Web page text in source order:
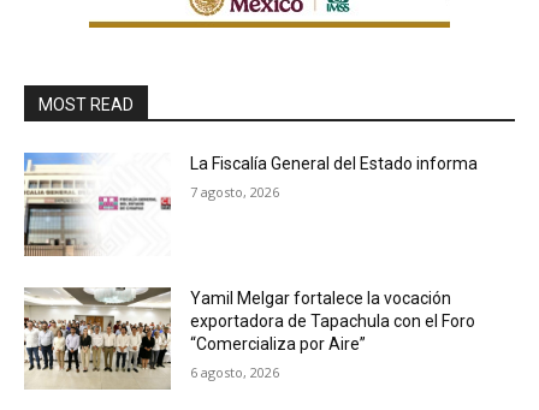
MOST READ
La Fiscalía General del Estado informa
7 agosto, 2026
Yamil Melgar fortalece la vocación
exportadora de Tapachula con el Foro
“Comercializa por Aire”
6 agosto, 2026